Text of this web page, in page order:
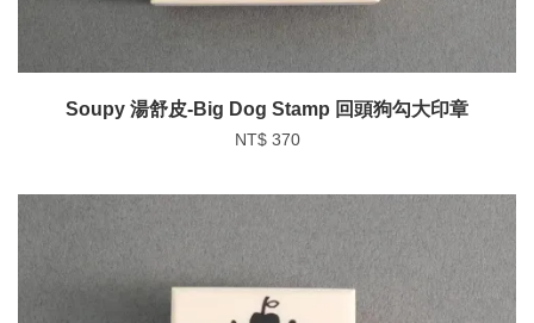
Soupy 湯舒皮-Big Dog Stamp 回頭狗勾大印章
NT$ 370